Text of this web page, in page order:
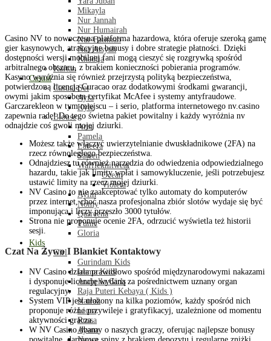
Mikayla
Nur Jannah
Nur Humairah
Nur Fatimah
Nur Aisyah
Khadija
Kaftan
Casual
Casual Set
Ayfa
Kyle
Blouse
Aria
Pamela
Lateefa
Sateen
Waffleknitwear
Ocean
Violeta
Aylin
Nomy
Qasreena
Tunic
Gloria
Kids
Girl
Gurindam Kids
Irama Kids
Arabella Girls
Raja Puteri Kebaya ( Kids )
Natrah
Liora
Rossa
Ayana
Casino NV to nowoczesna platforma hazardowa, która oferuje szeroką gamę
gier kasynowych, atrakcyjne bonusy i dobre strategie płatności. Dzięki
dostępności wersji mobilnej fani mogą cieszyć się rozgrywką spośród
arbitralnego obszaru, z brakiem konieczności pobierania programów.
Kasyno wyróżnia się również przejrzystą polityką bezpieczeństwa,
potwierdzoną licencją Curacao oraz dodatkowymi środkami gwarancji,
owymi jakim sposobem certyfikat McAfee i systemy antyfraudowe.
Garczarekleon w tym miejscu – i serio, platforma internetowego nv.casino
zapewnia radę! Do tego świetna pakiet powitalny i każdy wyróżnia nv
odnajdzie coś gwoli mojej dziurki.
Możesz także włączyć uwierzytelnianie dwuskładnikowe (2FA) na
rzecz równoległego bezpieczeństwa.
Odnajdziesz tu również narzędzia do odwiedzenia odpowiedzialnego
hazardu, takie jak limity wpłat i samowykluczenie, jeśli potrzebujesz
ustawić limity na rzecz mojej dziurki.
NV Casino to nie zaakceptować tylko automaty do komputerów
przez internet, choć nasza profesjonalna zbiór slotów wydaje się być
imponująca i liczy przeszło 3000 tytułów.
Strona nie proponuje ocenie 2FA, odrzucić wyświetla też historii
sesji.
Czat Na Żywo I Blankiet Kontaktowy
NV Casino działa prawidłowo spośród międzynarodowymi nakazami
i dysponuje licencję wydaną za pośrednictwem uznany organ
regulacyjny.
System VIP jest ułożony na kilka poziomów, każdy spośród nich
proponuje różne przywileje i gratyfikacyj, uzależnione od momentu
aktywności gracza.
W NV Casino dbamy o naszych graczy, oferując najlepsze bonusy